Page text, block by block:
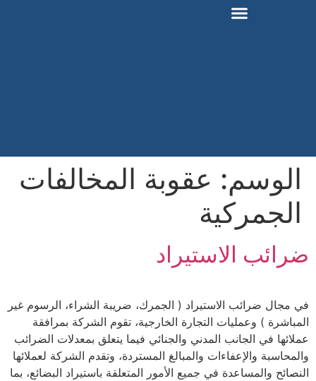
الوسم: عقوبة المخالفات
الجمركية
ضرائب الاستيراد
في مجال ضرائب الاستيراد ( الجمرك، ضريبة الشراء، الرسوم غير
المباشرة ) وعمليات التجارة الخارجية، تقوم الشركة بمرافقة
عملائها في الجانب المدني والجنائي فيما يتعلق بمعدلات الضرائب
والمحاسبة والإعفاءات والمبالغ المستردة، وتقدم الشركة لعملائها
النصائح والمساعدة في جميع الأمور المتعلقة باستيراد البضائع، بما